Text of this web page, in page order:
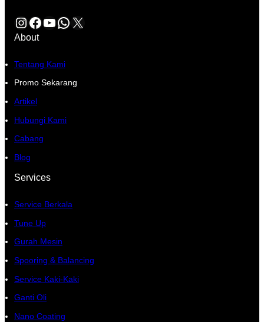
Instagram Facebook YouTube WhatsApp X
About
Tentang Kami
Promo Sekarang
Artikel
Hubungi Kami
Cabang
Blog
Services
Service Berkala
Tune Up
Gurah Mesin
Spooring & Balancing
Service Kaki-Kaki
Ganti Oli
Nano Coating